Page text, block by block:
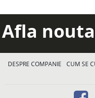
Afla
DESPRE COMPANIE CUM SE